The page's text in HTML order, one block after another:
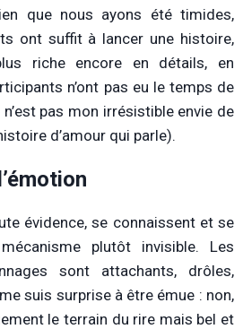
que nous ayons été timides,
ont suffit à lancer une histoire,
riche encore en détails, en
n’ont pas eu le temps de
pas mon irrésistible envie de
d’amour qui parle).
évidence, se connaissent et se
plutôt invisible. Les
sont attachants, drôles,
suis surprise à être émue : non,
le terrain du rire mais bel et